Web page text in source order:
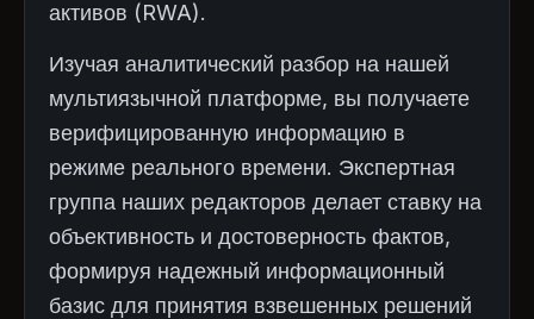
активов (RWA).
Изучая аналитический разбор на нашей
мультиязычной платформе, вы получаете
верифицированную информацию в
режиме реального времени. Экспертная
группа наших редакторов делает ставку на
объективность и достоверность фактов,
формируя надежный информационный
базис для принятия взвешенных решений